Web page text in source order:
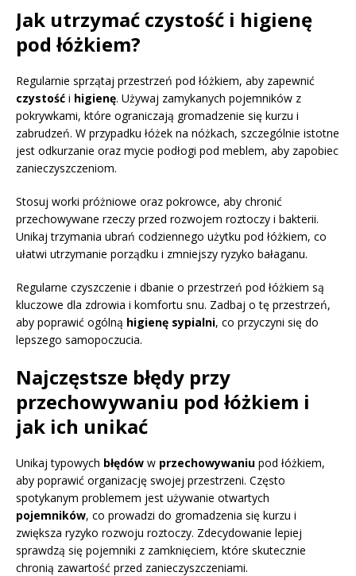
Jak utrzymać czystość i higienę
pod łóżkiem?
Regularnie sprzątaj przestrzeń pod łóżkiem, aby zapewnić
czystość i higienę. Używaj zamykanych pojemników z
pokrywkami, które ograniczają gromadzenie się kurzu i
zabrudzeń. W przypadku łóżek na nóżkach, szczególnie istotne
jest odkurzanie oraz mycie podłogi pod meblem, aby zapobiec
zanieczyszczeniom.
Stosuj worki próżniowe oraz pokrowce, aby chronić
przechowywane rzeczy przed rozwojem roztoczy i bakterii.
Unikaj trzymania ubrań codziennego użytku pod łóżkiem, co
ułatwi utrzymanie porządku i zmniejszy ryzyko bałaganu.
Regularne czyszczenie i dbanie o przestrzeń pod łóżkiem są
kluczowe dla zdrowia i komfortu snu. Zadbaj o tę przestrzeń,
aby poprawić ogólną higienę sypialni, co przyczyni się do
lepszego samopoczucia.
Najczęstsze błędy przy
przechowywaniu pod łóżkiem i
jak ich unikać
Unikaj typowych błędów w przechowywaniu pod łóżkiem,
aby poprawić organizację swojej przestrzeni. Często
spotykanym problemem jest używanie otwartych
pojemników, co prowadzi do gromadzenia się kurzu i
zwiększa ryzyko rozwoju roztoczy. Zdecydowanie lepiej
sprawdzą się pojemniki z zamknięciem, które skutecznie
chronią zawartość przed zanieczyszczeniami.